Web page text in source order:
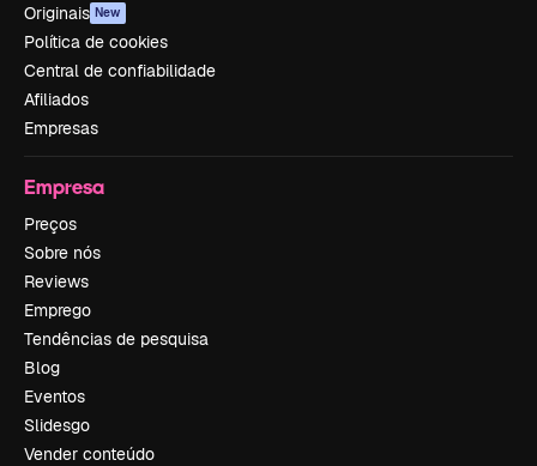
Originais New
Política de cookies
Central de confiabilidade
Afiliados
Empresas
Empresa
Preços
Sobre nós
Reviews
Emprego
Tendências de pesquisa
Blog
Eventos
Slidesgo
Vender conteúdo